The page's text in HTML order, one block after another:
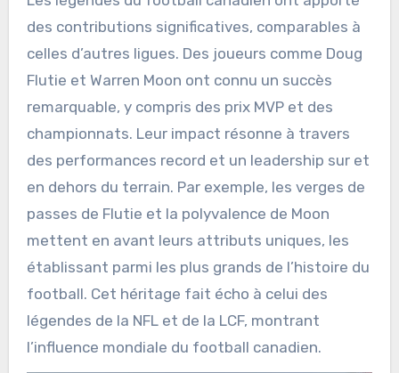
des contributions significatives, comparables à
celles d’autres ligues. Des joueurs comme Doug
Flutie et Warren Moon ont connu un succès
remarquable, y compris des prix MVP et des
championnats. Leur impact résonne à travers
des performances record et un leadership sur et
en dehors du terrain. Par exemple, les verges de
passes de Flutie et la polyvalence de Moon
mettent en avant leurs attributs uniques, les
établissant parmi les plus grands de l’histoire du
football. Cet héritage fait écho à celui des
légendes de la NFL et de la LCF, montrant
l’influence mondiale du football canadien.